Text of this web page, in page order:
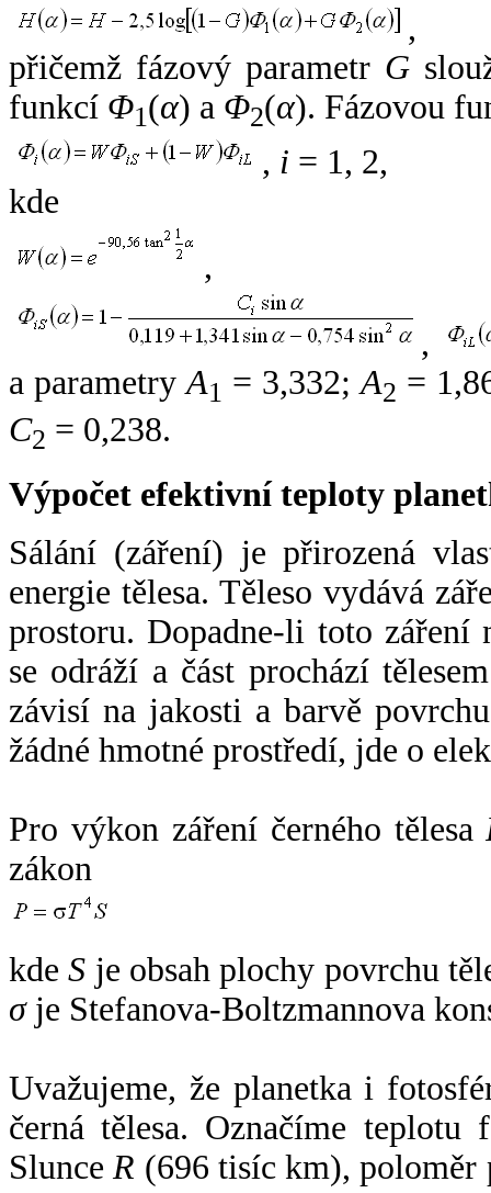
,
přičemž fázový parametr G
funkcí Φ1(α) a Φ2(α). Fázovou
, i = 1, 2,
kde
,
,
a parametryA1 = 3,332;A2 =
C2 = 0,238.
Výpočet efektivní teploty
Sálání (záření) je přirozená
energie tělesa. Těleso vydává
prostoru. Dopadne-li toto záření
se odráží a část prochází
závisí na jakosti a barvě
žádné hmotné prostředí, jde o
Pro výkon záření černého tělesa
zákon
kdeS je obsah plochy povrchu
σje Stefanova-Boltzmannova
Uvažujeme, že planetka i
černá tělesa. Označíme
SlunceR (696 tisíc km),